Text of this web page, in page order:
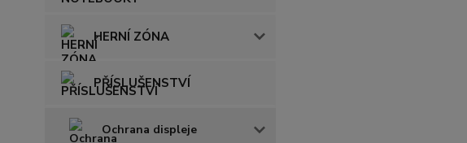
HERNÍ ZÓNA
PŘÍSLUŠENSTVÍ
Ochrana displeje